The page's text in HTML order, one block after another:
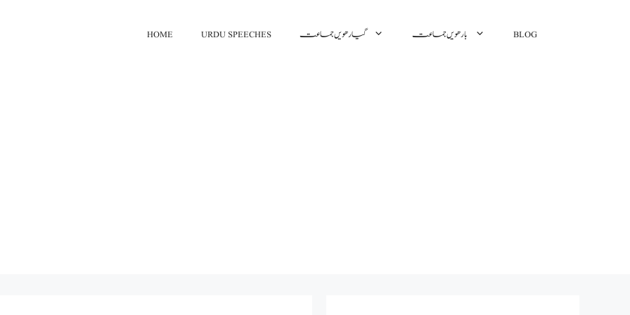
HOME URDU SPEECHES گیارھویں جماعت بارھویں جماعت BLOG